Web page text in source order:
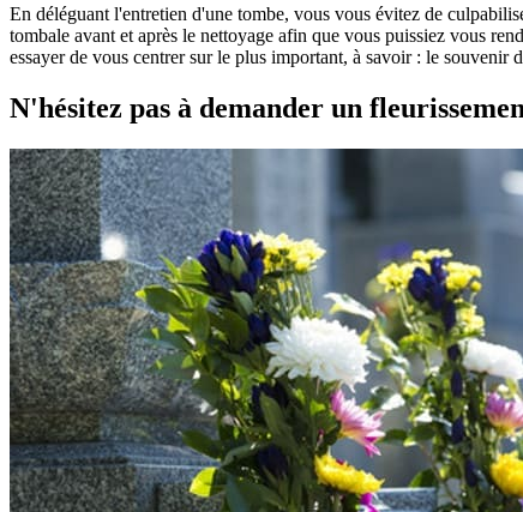
En déléguant l'entretien d'une tombe, vous vous évitez de
tombale avant et après le nettoyage afin que vous puissiez vous
essayer de vous centrer sur le plus important, à savoir : le souvenir
N'hésitez pas à demander un